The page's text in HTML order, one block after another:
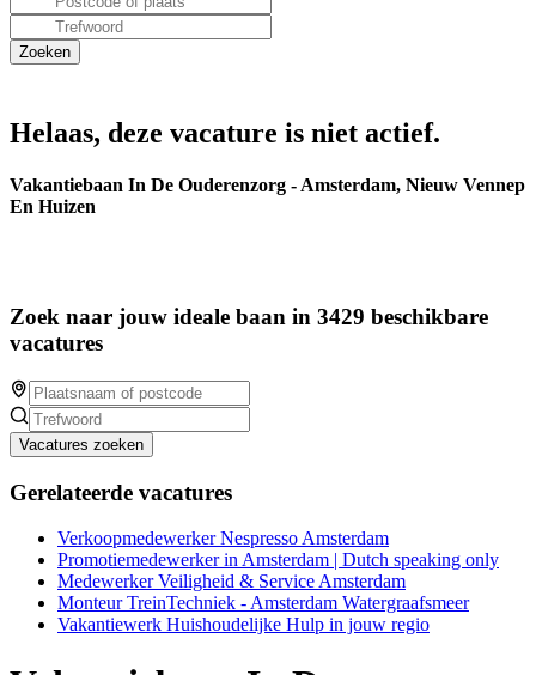
Helaas, deze vacature is niet actief.
Vakantiebaan In De Ouderenzorg - Amsterdam, Nieuw Vennep
En Huizen
Zoek naar jouw ideale baan in 3429 beschikbare
vacatures
Vacatures zoeken
Gerelateerde vacatures
Verkoopmedewerker Nespresso Amsterdam
Promotiemedewerker in Amsterdam | Dutch speaking only
Medewerker Veiligheid & Service Amsterdam
Monteur TreinTechniek - Amsterdam Watergraafsmeer
Vakantiewerk Huishoudelijke Hulp in jouw regio